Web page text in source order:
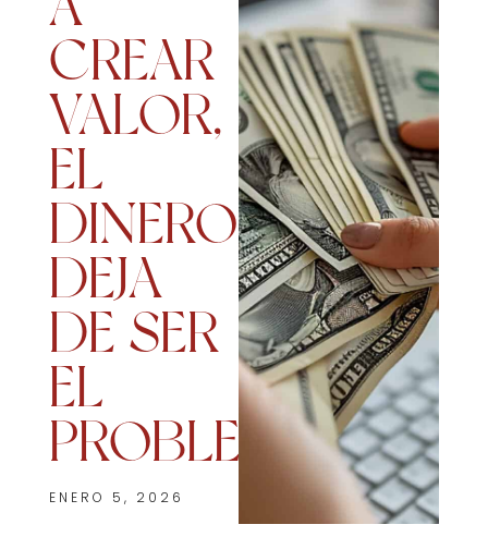
CREAR
VALOR,
EL
DINERO
DEJA
DE SER
EL
PROBLEMA
ENERO 5, 2026